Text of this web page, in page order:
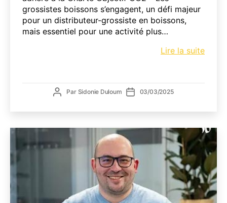
grossistes boissons s’engagent, un défi majeur
pour un distributeur-grossiste en boissons,
mais essentiel pour une activité plus…
Lire la suite3
déjà
CO2!
AuteurPar Sidonie Duloum Date
03/03/2025